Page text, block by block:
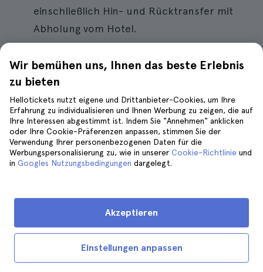
einschließlich Hin- und Rücktransfer mit
Abholung vom Hotel.
7. Olivenöl- und Weintouren mit
Verkostung
Wir bemühen uns, Ihnen das beste Erlebnis
zu bieten
Hellotickets nutzt eigene und Drittanbieter-Cookies, um Ihre
Erfahrung zu individualisieren und Ihnen Werbung zu zeigen, die auf
Ihre Interessen abgestimmt ist. Indem Sie "Annehmen" anklicken
oder Ihre Cookie-Präferenzen anpassen, stimmen Sie der
Verwendung Ihrer personenbezogenen Daten für die
Werbungspersonalisierung zu, wie in unserer Cookie-Richtlinie und
in Googles Nutzungsbedingungen dargelegt.
Einstellungen anpassen
Akzeptieren